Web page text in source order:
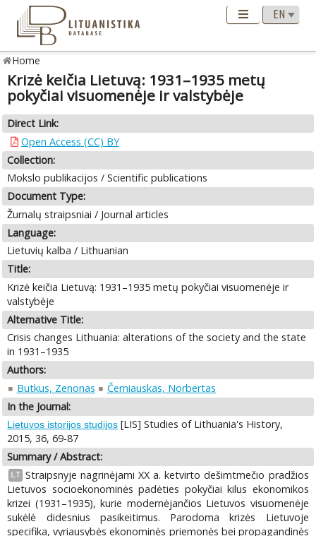
Home
Krizė keičia Lietuvą: 1931–1935 metų
pokyčiai visuomenėje ir valstybėje
Direct Link:
Open Access (CC) BY
Collection:
Mokslo publikacijos / Scientific publications
Document Type:
Žurnalų straipsniai / Journal articles
Language:
Lietuvių kalba / Lithuanian
Title:
Krizė keičia Lietuvą: 1931–1935 metų pokyčiai visuomenėje ir
valstybėje
Alternative Title:
Crisis changes Lithuania: alterations of the society and the state
in 1931–1935
Authors:
Butkus, Zenonas
Černiauskas, Norbertas
In the Journal:
Lietuvos istorijos studijos [LIS] Studies of Lithuania's History,
2015, 36, 69-87
Summary / Abstract:
LT Straipsnyje nagrinėjami XX a. ketvirto dešimtmečio pradžios
Lietuvos socioekonominės padėties pokyčiai kilus ekonomikos
krizei (1931–1935), kurie modernėjančios Lietuvos visuomenėje
sukėlė didesnius pasikeitimus. Parodoma krizės Lietuvoje
specifika, vyriausybės ekonominės priemonės bei propagandinės